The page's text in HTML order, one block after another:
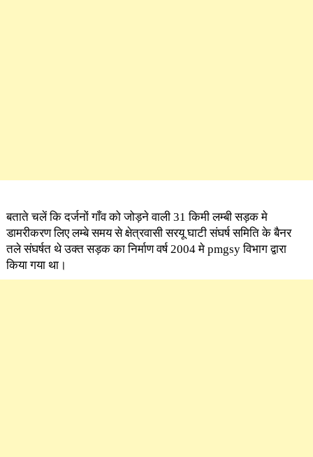
बताते चलें कि दर्जनों गाँव को जोड़ने वाली 31 किमी लम्बी सड़क मे
डामरीकरण लिए लम्बे समय से क्षेत्रवासी सरयू घाटी संघर्ष समिति के बैनर
तले संघर्षत थे उक्त सड़क का निर्माण वर्ष 2004 मे pmgsy विभाग द्वारा
किया गया था।